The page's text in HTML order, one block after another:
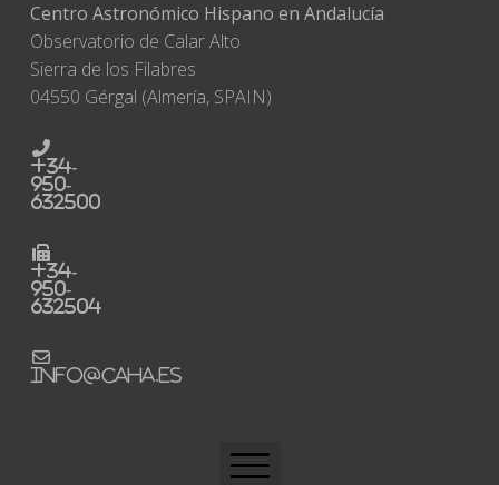
Centro Astronómico Hispano en Andalucía
Observatorio de Calar Alto
Sierra de los Filabres
04550 Gérgal (Almería, SPAIN)
+34-
950-
632500
+34-
950-
632504
info@caha.es